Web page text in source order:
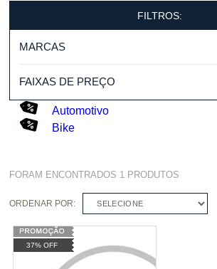
FILTROS:
MARCAS
FAIXAS DE PREÇO
Automotivo
Bike
FORAM ENCONTRADOS 1 PRODUTOS
ORDENAR POR: SELECIONE
37% OFF